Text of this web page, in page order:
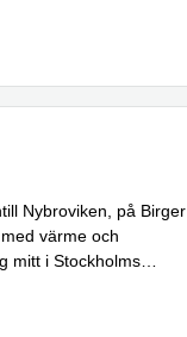
Nybroviken, på Birger
värme och
mitt i Stockholms